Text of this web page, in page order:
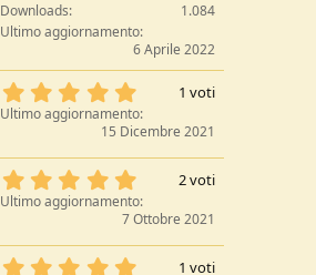
a
l
l
e
a
0
0
s
e
l
e
a
Downloads
1.084
Ultimo aggiornamento
6 Aprile 2022
,
0
0
e
l
l
1 voti
Ultimo aggiornamento
15 Dicembre 2021
,
0
0
2 voti
Ultimo aggiornamento
7 Ottobre 2021
1 voti